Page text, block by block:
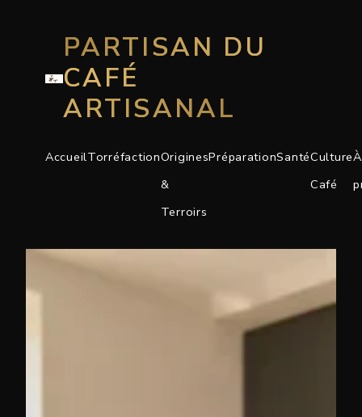
PARTISAN DU
CAFÉ
ARTISANAL
AccueilTorréfactionOrigines
&
Terroirs
PréparationSantéCulture
Café
À